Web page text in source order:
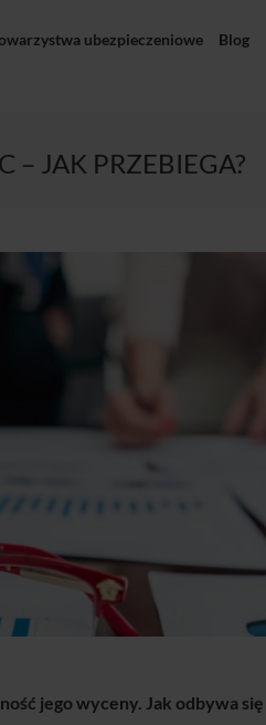
ubezpieczeniowe Blog
– JAK PRZEBIEGA?
jego wyceny. Jak odbywa się